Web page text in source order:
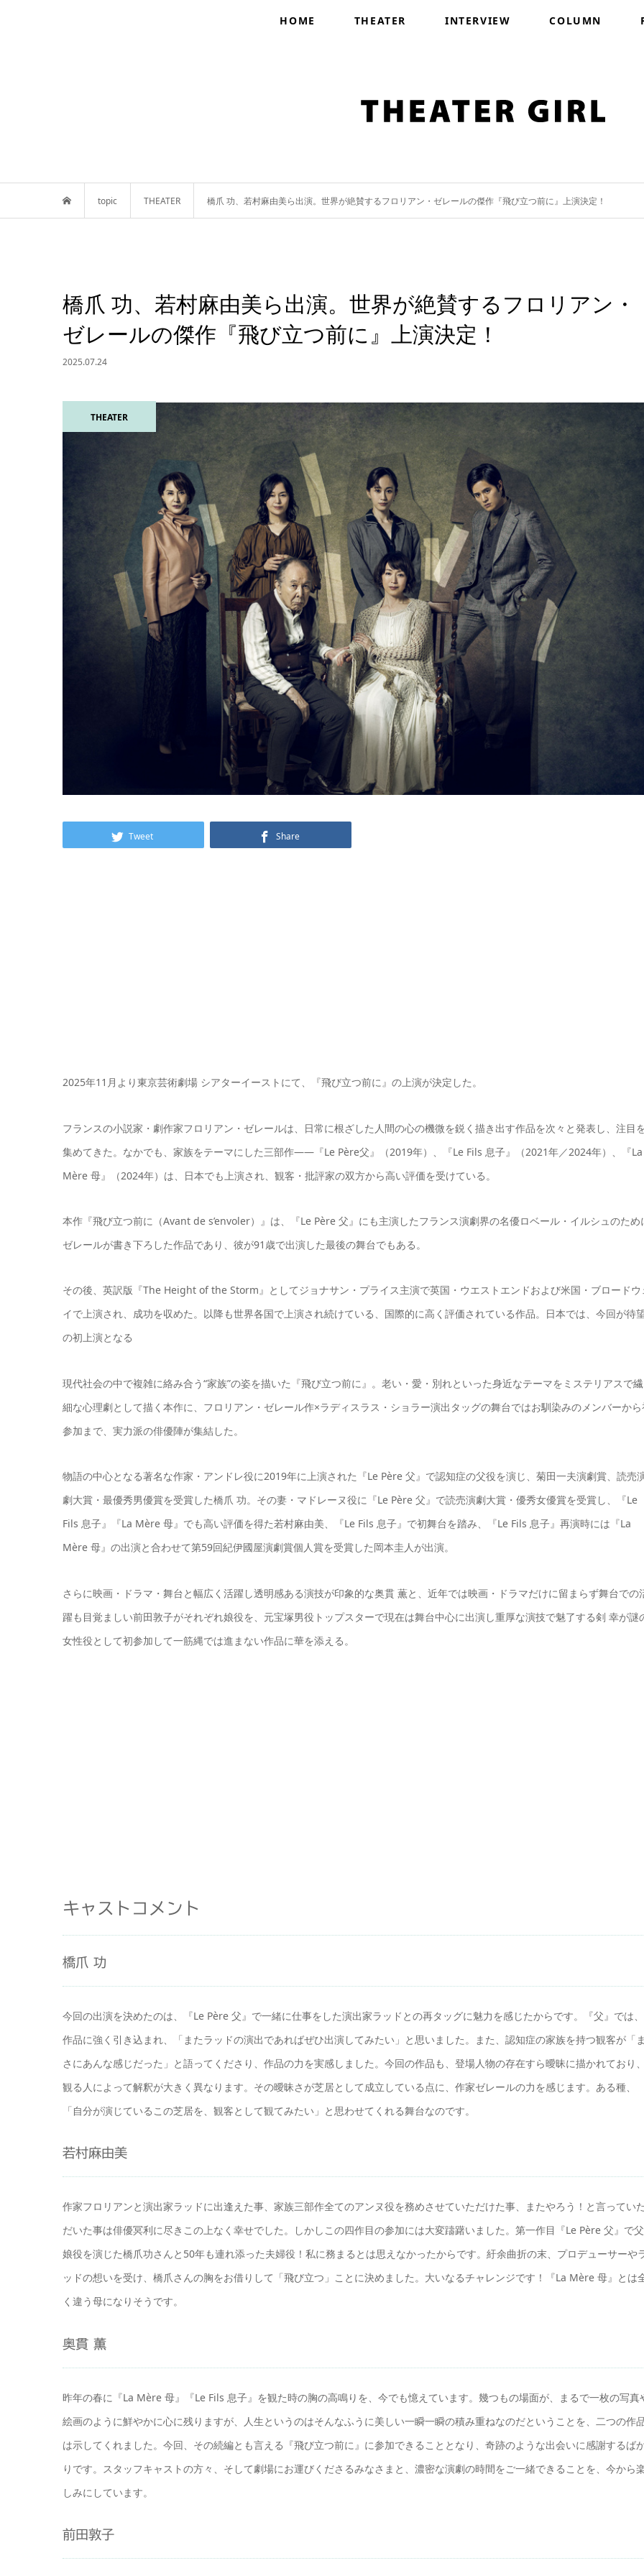
HOME THEATER INTERVIEW COLUMN
topic THEATER 橋爪 功、若村麻由美ら出演。世界が絶賛するフロリアン・ゼレールの傑作『飛び立つ前に』上演決定！
橋爪 功、若村麻由美ら出演。世界が絶賛するフロリアン・
ゼレールの傑作『飛び立つ前に』上演決定！
2025.07.24
THEATER
Tweet Share
2025年11月より東京芸術劇場 シアターイーストにて、『飛び立つ前に』の上演が決定した。
フランスの小説家・劇作家フロリアン・ゼレールは、日常に根ざした人間の心の機微を鋭く描き出す作品を次々と発表し、注目
集めてきた。なかでも、家族をテーマにした三部作――『Le Père父』（2019年）、『Le Fils 息子』（2021年／2024年）、『La
Mère 母』（2024年）は、日本でも上演され、観客・批評家の双方から高い評価を受けている。
本作『飛び立つ前に（Avant de s’envoler）』は、『Le Père 父』にも主演したフランス演劇界の名優ロベール・イルシュのため
ゼレールが書き下ろした作品であり、彼が91歳で出演した最後の舞台でもある。
その後、英訳版『The Height of the Storm』としてジョナサン・プライス主演で英国・ウエストエンドおよび米国・ブロードウ
イで上演され、成功を収めた。以降も世界各国で上演され続けている、国際的に高く評価されている作品。日本では、今回が待
の初上演となる
現代社会の中で複雑に絡み合う“家族”の姿を描いた『飛び立つ前に』。老い・愛・別れといった身近なテーマをミステリアスで繊
細な心理劇として描く本作に、フロリアン・ゼレール作×ラディスラス・ショラー演出タッグの舞台ではお馴染みのメンバーか
参加まで、実力派の俳優陣が集結した。
物語の中心となる著名な作家・アンドレ役に2019年に上演された『Le Père 父』で認知症の父役を演じ、菊田一夫演劇賞、読売
劇大賞・最優秀男優賞を受賞した橋爪 功。その妻・マドレーヌ役に『Le Père 父』で読売演劇大賞・優秀女優賞を受賞し、『Le
Fils 息子』『La Mère 母』でも高い評価を得た若村麻由美、『Le Fils 息子』で初舞台を踏み、『Le Fils 息子』再演時には『La
Mère 母』の出演と合わせて第59回紀伊國屋演劇賞個人賞を受賞した岡本圭人が出演。
さらに映画・ドラマ・舞台と幅広く活躍し透明感ある演技が印象的な奥貫 薫と、近年では映画・ドラマだけに留まらず舞台での
躍も目覚ましい前田敦子がそれぞれ娘役を、元宝塚男役トップスターで現在は舞台中心に出演し重厚な演技で魅了する剣 幸が謎
女性役として初参加して一筋縄では進まない作品に華を添える。
キャストコメント
橋爪 功
今回の出演を決めたのは、『Le Père 父』で一緒に仕事をした演出家ラッドとの再タッグに魅力を感じたからです。『父』では、
作品に強く引き込まれ、「またラッドの演出であればぜひ出演してみたい」と思いました。また、認知症の家族を持つ観客が「
さにあんな感じだった」と語ってくださり、作品の力を実感しました。今回の作品も、登場人物の存在すら曖昧に描かれており
観る人によって解釈が大きく異なります。その曖昧さが芝居として成立している点に、作家ゼレールの力を感じます。ある種、
「自分が演じているこの芝居を、観客として観てみたい」と思わせてくれる舞台なのです。
若村麻由美
作家フロリアンと演出家ラッドに出逢えた事、家族三部作全てのアンヌ役を務めさせていただけた事、またやろう！と言ってい
だいた事は俳優冥利に尽きこの上なく幸せでした。しかしこの四作目の参加には大変躊躇いました。第一作目『Le Père 父』で父
娘役を演じた橋爪功さんと50年も連れ添った夫婦役！私に務まるとは思えなかったからです。紆余曲折の末、プロデューサーや
ッドの想いを受け、橋爪さんの胸をお借りして「飛び立つ」ことに決めました。大いなるチャレンジです！『La Mère 母』とは
く違う母になりそうです。
奥貫 薫
昨年の春に『La Mère 母』『Le Fils 息子』を観た時の胸の高鳴りを、今でも憶えています。幾つもの場面が、まるで一枚の写真
絵画のように鮮やかに心に残りますが、人生というのはそんなふうに美しい一瞬一瞬の積み重ねなのだということを、二つの作
は示してくれました。今回、その続編とも言える『飛び立つ前に』に参加できることとなり、奇跡のような出会いに感謝するば
りです。スタッフキャストの方々、そして劇場にお運びくださるみなさまと、濃密な演劇の時間をご一緒できることを、今から
しみにしています。
前田敦子